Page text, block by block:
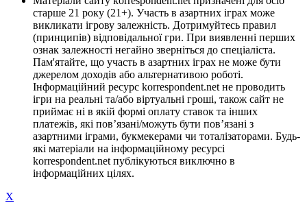
старше 21 року (21+). Участь в азартних іграх може
викликати ігрову залежність. Дотримуйтесь правил
(принципів) відповідальної гри. При виявленні перших
ознак залежності негайно зверніться до спеціаліста.
Пам'ятайте, що участь в азартних іграх не може бути
джерелом доходів або альтернативою роботі.
Інформаційний ресурс korrespondent.net не проводить
ігри на реальні та/або віртуальні гроші, також сайт не
приймає ні в якій формі оплату ставок та інших
платежів, які пов’язані/можуть бути пов’язані з
азартними іграми, букмекерами чи тоталізаторами. Будь-
які матеріали на інформаційному ресурсі
korrespondent.net публікуються виключно в
інформаційних цілях.
X